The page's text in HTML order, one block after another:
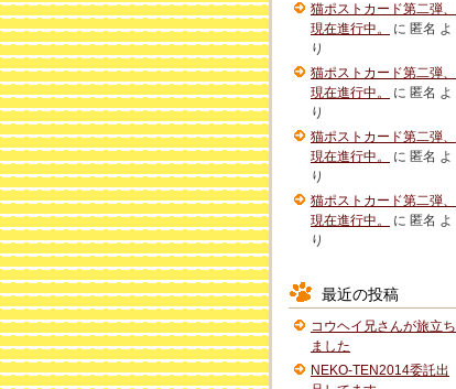
猫ポストカード第二弾、
現在進行中。
に 匿名 よ
り
猫ポストカード第二弾、
現在進行中。
に 匿名 よ
り
猫ポストカード第二弾、
現在進行中。
に 匿名 よ
り
猫ポストカード第二弾、
現在進行中。
に 匿名 よ
り
最近の投稿
コウヘイ兄さんが旅立ち
ました
NEKO-TEN2014委託出